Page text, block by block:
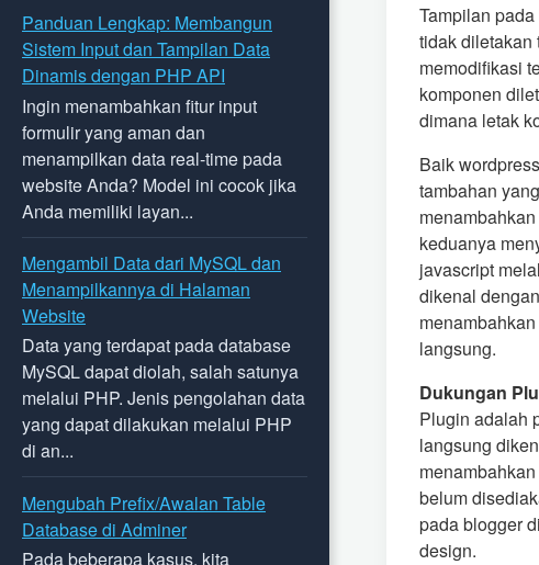
Panduan Lengkap: Membangun
Sistem Input dan Tampilan Data
Dinamis dengan PHP API
Ingin menambahkan fitur input
formulir yang aman dan
menampilkan data real-time pada
website Anda? Model ini cocok jika
Anda memiliki layan...
Mengambil Data dari MySQL dan
Menampilkannya di Halaman
Website
Data yang terdapat pada database
MySQL dapat diolah, salah satunya
melalui PHP. Jenis pengolahan data
yang dapat dilakukan melalui PHP
di an...
Mengubah Prefix/Awalan Table
Database di Adminer
Pada beberapa kasus, kita
Tampilan
tidak diletakan
memodifikasi
komponen
dimana letak
Baik
tambahan
keduanya
javascript
dikenal
langsung.
Dukungan
Plugin adalah
langsung
belum
pada blogger
design.